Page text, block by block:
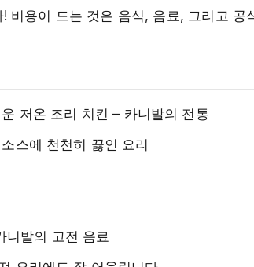
비용이 드는 것은 음식, 음료, 그리고 공
저온 조리 치킨 – 카니발의 전통
스에 천천히 끓인 요리
니발의 고전 음료